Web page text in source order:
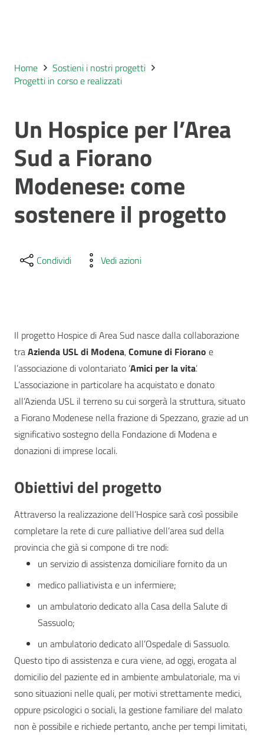
Home
Sostieni i nostri progetti
Progetti in corso e realizzati
Un Hospice per l’Area
Sud a Fiorano
Modenese: come
sostenere il progetto
Condividi Vedi azioni
Il progetto Hospice di Area Sud nasce dalla collaborazione
traAzienda USL di Modena,Comune di Fiorano e
l’associazione di volontariato ‘Amici per la vita’.
L’associazione in particolare ha acquistato e donato
all’Azienda USL il terreno su cui sorgerà la struttura, situato
a Fiorano Modenese nella frazione di Spezzano, grazie ad un
significativo sostegno della Fondazione di Modena e
donazioni di imprese locali.
Obiettivi del progetto
Attraverso la realizzazione dell’Hospice sarà così possibile
completare la rete di cure palliative dell’area sud della
provincia che già si compone di tre nodi:
un servizio di assistenza domiciliare fornito da un
medico palliativista e un infermiere;
un ambulatorio dedicato alla Casa della Salute di
Sassuolo;
un ambulatorio dedicato all’Ospedale di Sassuolo.
Questo tipo di assistenza e cura viene, ad oggi, erogata al
domicilio del paziente ed in ambiente ambulatoriale, ma vi
sono situazioni nelle quali, per motivi strettamente medici,
oppure psicologici o sociali, la gestione familiare del malato
non è possibile e richiede pertanto, anche per tempi limitati,